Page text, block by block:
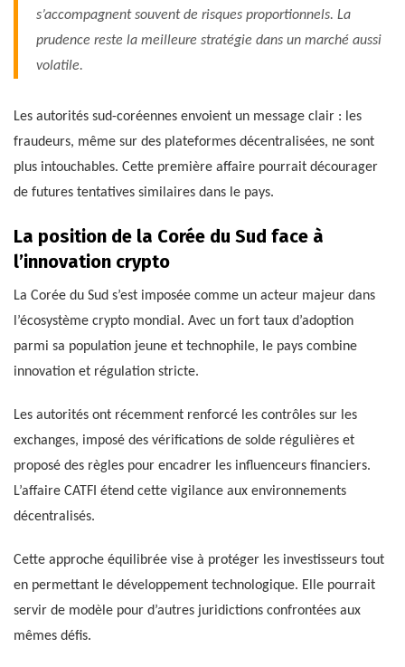
s’accompagnent souvent de risques proportionnels. La
prudence reste la meilleure stratégie dans un marché aussi
volatile.
Les autorités sud-coréennes envoient un message clair : les
fraudeurs, même sur des plateformes décentralisées, ne sont
plus intouchables. Cette première affaire pourrait décourager
de futures tentatives similaires dans le pays.
La position de la Corée du Sud face à
l’innovation crypto
La Corée du Sud s’est imposée comme un acteur majeur dans
l’écosystème crypto mondial. Avec un fort taux d’adoption
parmi sa population jeune et technophile, le pays combine
innovation et régulation stricte.
Les autorités ont récemment renforcé les contrôles sur les
exchanges, imposé des vérifications de solde régulières et
proposé des règles pour encadrer les influenceurs financiers.
L’affaire CATFI étend cette vigilance aux environnements
décentralisés.
Cette approche équilibrée vise à protéger les investisseurs tout
en permettant le développement technologique. Elle pourrait
servir de modèle pour d’autres juridictions confrontées aux
mêmes défis.